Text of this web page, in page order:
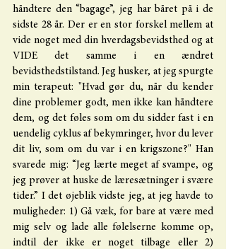
håndtere den “bagage”, jeg har båret på i de
sidste 28 år. Der er en stor forskel mellem at
vide noget med din hverdagsbevidsthed og at
VIDE det samme i en ændret
bevidsthedstilstand. Jeg husker, at jeg spurgte
min terapeut: "Hvad gør du, når du kender
dine problemer godt, men ikke kan håndtere
dem, og det føles som om du sidder fast i en
uendelig cyklus af bekymringer, hvor du lever
dit liv, som om du var i en krigszone?" Han
svarede mig: “Jeg lærte meget af svampe, og
jeg prøver at huske de læresætninger i svære
tider.” I det øjeblik vidste jeg, at jeg havde to
muligheder: 1) Gå væk, for bare at være med
mig selv og lade alle følelserne komme op,
indtil der ikke er noget tilbage eller 2)